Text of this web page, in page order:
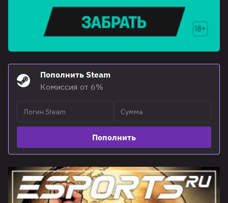
Пополнить Steam
Комиссия от 6%
Пополнить